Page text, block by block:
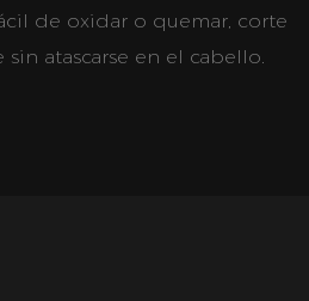
de oxidar o quemar, corte
sin atascarse en el cabello.